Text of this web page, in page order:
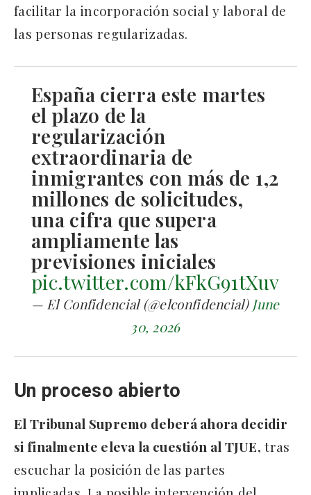
facilitar la incorporación social y laboral de
las personas regularizadas.
España cierra este martes
el plazo de la
regularización
extraordinaria de
inmigrantes con más de 1,2
millones de solicitudes,
una cifra que supera
ampliamente las
previsiones iniciales
pic.twitter.com/kFkG91tXuv
— El Confidencial (@elconfidencial) June
30, 2026
Un proceso abierto
El Tribunal Supremo deberá ahora decidir
si finalmente eleva la cuestión al TJUE, tras
escuchar la posición de las partes